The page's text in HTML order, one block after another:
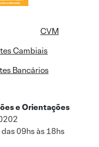
CVM
Cambiais
Bancários
e Orientações
09hs às 18hs